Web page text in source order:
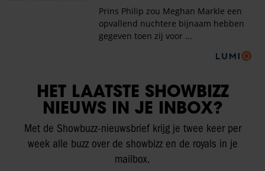
HET LAATSTE SHOWBIZZ
NIEUWS IN JE INBOX?
Met de Showbuzz-nieuwsbrief krijg je twee keer per
week alle buzz over de showbizz en de royals in je
mailbox.